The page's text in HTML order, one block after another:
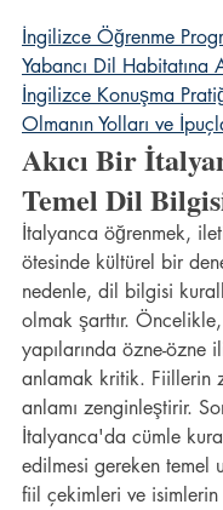
İngilizce Öğrenme
Yabancı Dil Habitatına
İngilizce Konuşma
Olmanın Yolları ve
Akıcı Bir
Temel Dil
İtalyanca öğrenmek,
ötesinde kültürel bir
nedenle, dil bilgisi
olmak şarttır.
yapılarında özne-özne
anlamak kritik. Fiillerin
anlamı zenginleştirir.
İtalyanca'da cümle
edilmesi gereken temel
fiil çekimleri ve